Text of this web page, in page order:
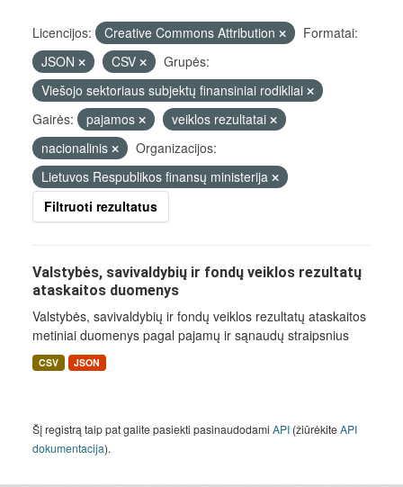
Licencijos: Creative Commons Attribution
Formatai:
JSON
CSV
Grupės:
Viešojo sektoriaus subjektų finansiniai rodikliai
Gairės:
pajamos
veiklos rezultatai
nacionalinis
Organizacijos:
Lietuvos Respublikos finansų ministerija
Filtruoti rezultatus
Valstybės, savivaldybių ir fondų veiklos rezultatų
ataskaitos duomenys
Valstybės, savivaldybių ir fondų veiklos rezultatų ataskaitos
metiniai duomenys pagal pajamų ir sąnaudų straipsnius
CSV JSON
Šį registrą taip pat galite pasiekti pasinaudodami API (žiūrėkiteAPI
dokumentacija).